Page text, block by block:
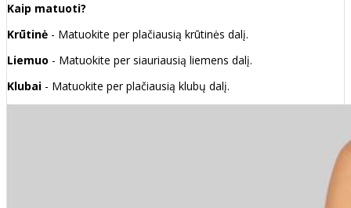
Kaip matuoti?
Krūtinė - Matuokite per plačiausią krūtinės dalį.
Liemuo - Matuokite per siauriausią liemens dalį.
Klubai - Matuokite per plačiausią klubų dalį.